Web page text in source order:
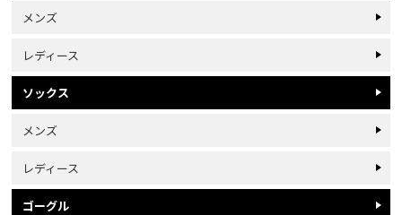
メンズ
レディース
ソックス
メンズ
レディース
ゴーグル